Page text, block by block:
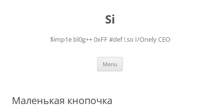
Si
$imp1e bl0g++ 0xFF #def !.so I/Onely CEO
Menu
Маленькая кнопочка